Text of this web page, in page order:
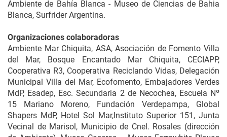
Ambiente de Bahía Blanca - Museo de Ciencias de Bahia
Blanca, Surfrider Argentina.
Organizaciones colaboradoras
Ambiente Mar Chiquita, ASA, Asociación de Fomento Villa
del Mar, Bosque Encantado Mar Chiquita, CECIAPP,
Cooperativa R3, Cooperativa Reciclando Vidas, Delegación
Municipal Villa del Mar, Ecofomento, Embajadores Verdes
MdP, Esadep, Esc. Secundaria 2 de Necochea, Escuela Nº
15 Mariano Moreno, Fundación Verdepampa, Global
Shapers MdP, Hotel Sol Mar,Instituto Superior 151, Junta
Vecinal de Marisol, Municipio de Cnel. Rosales (dirección